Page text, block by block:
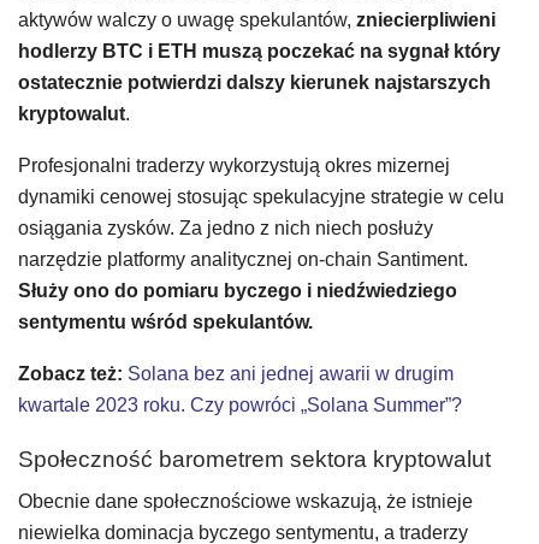
aktywów walczy o uwagę spekulantów, zniecierpliwieni
hodlerzy BTC i ETH muszą poczekać na sygnał który
ostatecznie potwierdzi dalszy kierunek najstarszych
kryptowalut.
Profesjonalni traderzy wykorzystują okres mizernej
dynamiki cenowej stosując spekulacyjne strategie w celu
osiągania zysków. Za jedno z nich niech posłuży
narzędzie platformy analitycznej on-chain Santiment.
Służy ono do pomiaru byczego i niedźwiedziego
sentymentu wśród spekulantów.
Zobacz też: Solana bez ani jednej awarii w drugim
kwartale 2023 roku. Czy powróci „Solana Summer”?
Społeczność barometrem sektora kryptowalut
Obecnie dane społecznościowe wskazują, że istnieje
niewielka dominacja byczego sentymentu, a traderzy